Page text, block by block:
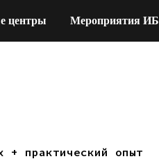
центры Мероприятия ИБ
+ практический опыт